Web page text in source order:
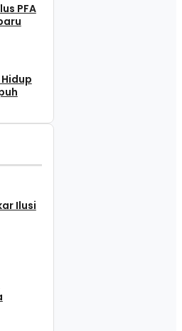
PFA
Ilusi